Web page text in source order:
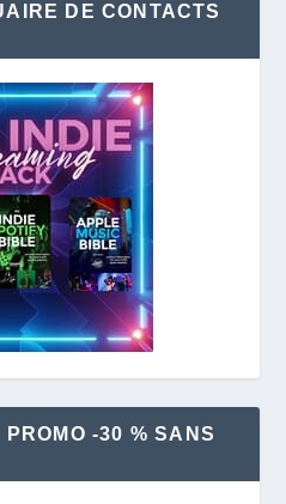
DE CONTACTS
-30 % SANS